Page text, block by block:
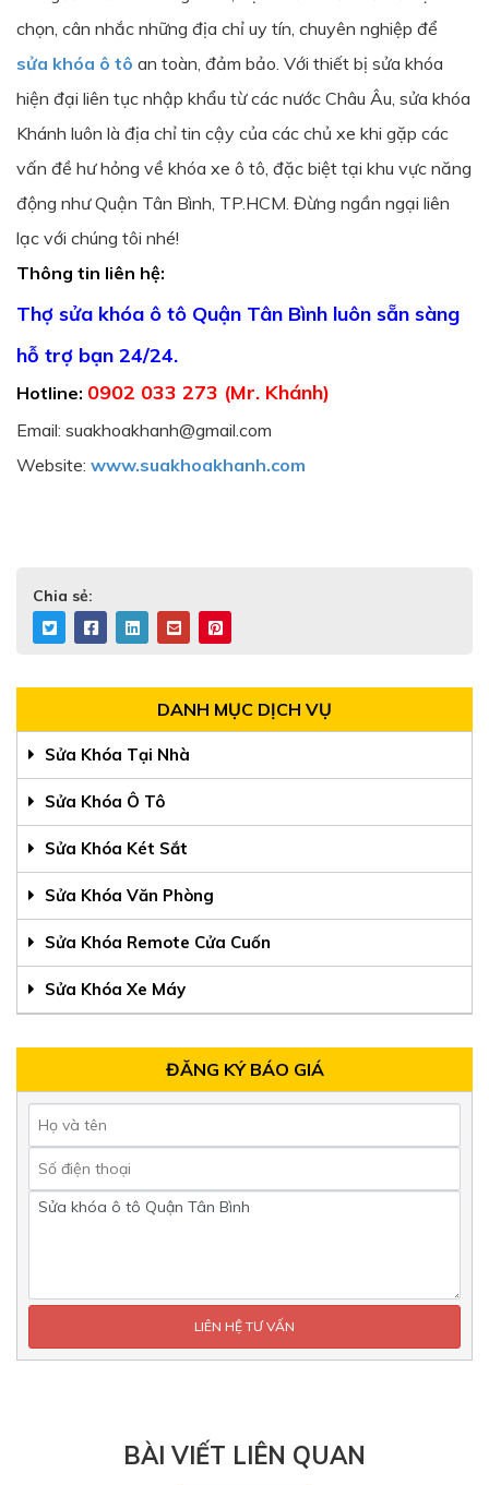
chọn, cân nhắc những địa chỉ uy tín, chuyên nghiệp để
sửa khóa ô tô an toàn, đảm bảo. Với thiết bị sửa khóa
hiện đại liên tục nhập khẩu từ các nước Châu Âu, sửa khóa
Khánh luôn là địa chỉ tin cậy của các chủ xe khi gặp các
vấn đề hư hỏng về khóa xe ô tô, đặc biệt tại khu vực năng
động như Quận Tân Bình, TP.HCM. Đừng ngần ngại liên
lạc với chúng tôi nhé!
Thông tin liên hệ:
Thợ sửa khóa ô tô Quận Tân Bình luôn sẵn sàng
hỗ trợ bạn 24/24.
Hotline: 0902 033 273 (Mr. Khánh)
Email: suakhoakhanh@gmail.com
Website: www.suakhoakhanh.com
Chia sẻ:
DANH MỤC DỊCH VỤ
Sửa Khóa Tại Nhà
Sửa Khóa Ô Tô
Sửa Khóa Két Sắt
Sửa Khóa Văn Phòng
Sửa Khóa Remote Cửa Cuốn
Sửa Khóa Xe Máy
ĐĂNG KÝ BÁO GIÁ
BÀI VIẾT LIÊN QUAN